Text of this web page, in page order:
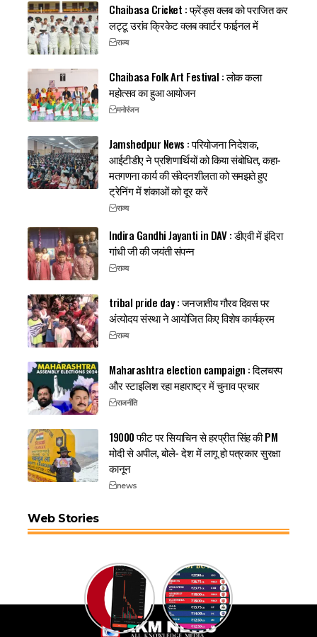
Chaibasa Cricket : फ्रेंड्स क्लब को पराजित कर
लट्टू उरांव क्रिकेट क्लब क्वार्टर फाईनल में
राज्य
Chaibasa Folk Art Festival : लोक कला
महोत्सव का हुआ आयोजन
मनोरंजन
Jamshedpur News : परियोजना निदेशक,
आईटीडीए ने प्रशिणार्थियों को किया संबोधित, कहा-
मतगणना कार्य की संवेदनशीलता को समझते हुए
ट्रेनिंग में शंकाओं को दूर करें
राज्य
Indira Gandhi Jayanti in DAV : डीएवी में इंदिरा
गांधी जी की जयंती संपन्न
राज्य
tribal pride day : जनजातीय गौरव दिवस पर
अंत्योदय संस्था ने आयोजित किए विशेष कार्यक्रम
राज्य
Maharashtra election campaign : दिलचस्प
और स्टाइलिश रहा महाराष्ट्र में चुनाव प्रचार
राजनीति
19000 फीट पर सियाचिन से हरप्रीत सिंह की PM
मोदी से अपील, बोले- देश में लागू हो पत्रकार सुरक्षा
कानून
news
Web Stories